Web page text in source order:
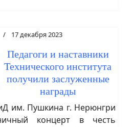
17 декабря 2023
Педагоги и наставники
Технического института
получили заслуженные
награды
им. Пушкина г. Нерюнгри
концерт в честь